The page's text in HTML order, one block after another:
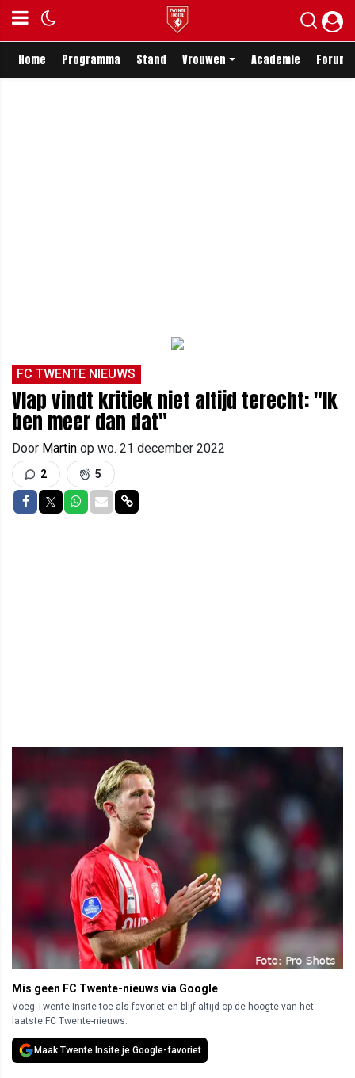
Home Programma Stand Vrouwen Academie Forum
FC TWENTE NIEUWS
Vlap vindt kritiek niet altijd terecht: "Ik
ben meer dan dat"
Door Martin op wo. 21 december 2022
2 5
Delen op Facebook
Delen op Twitter
Delen op Whatsapp
Delen via Mail
Delen via link
Mis geen FC Twente-nieuws via Google
Voeg Twente Insite toe als favoriet en blijf altijd op de hoogte van het
laatste FC Twente-nieuws.
Maak Twente Insite je Google-favoriet